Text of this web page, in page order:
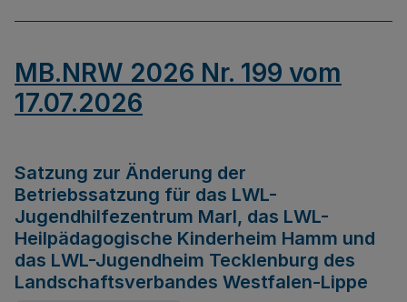
MB.NRW 2026 Nr. 199 vom
17.07.2026
Satzung zur Änderung der
Betriebssatzung für das LWL-
Jugendhilfezentrum Marl, das LWL-
Heilpädagogische Kinderheim Hamm und
das LWL-Jugendheim Tecklenburg des
Landschaftsverbandes Westfalen-Lippe